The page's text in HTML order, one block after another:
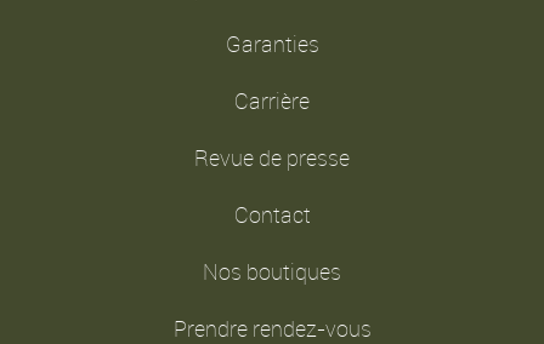
Garanties
Carrière
Revue de presse
Contact
Nos boutiques
Prendre rendez-vous